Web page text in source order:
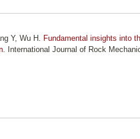
Y, Wu H. Fundamental insights into
. International Journal of Rock